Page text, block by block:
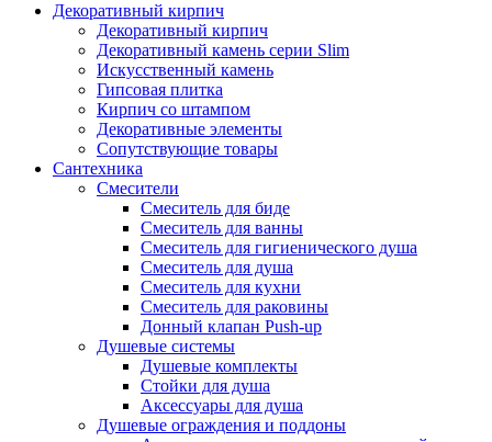
Декоративный кирпич
Декоративный кирпич
Декоративный камень серии Slim
Искусственный камень
Гипсовая плитка
Кирпич со штампом
Декоративные элементы
Сопутствующие товары
Сантехника
Смесители
Смеситель для биде
Смеситель для ванны
Смеситель для гигиенического душа
Смеситель для душа
Смеситель для кухни
Смеситель для раковины
Донный клапан Push-up
Душевые системы
Душевые комплекты
Стойки для душа
Аксессуары для душа
Душевые ограждения и поддоны